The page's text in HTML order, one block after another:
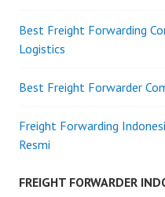
Best Freight Forwarding
Logistics
Best Freight Forwarder
Freight Forwarding
Resmi
FREIGHT FORWARDER